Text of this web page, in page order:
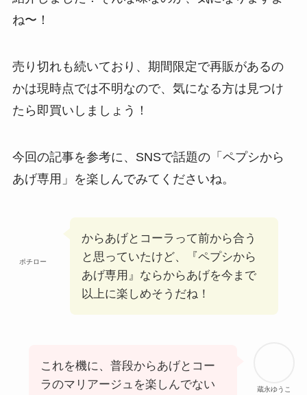
ね〜！
売り切れも続いており、期間限定で再販があるの
かは現時点では不明なので、気になる方は見つけ
たら即買いしましょう！
今回の記事を参考に、SNSで話題の「ペプシから
あげ専用」を楽しんでみてくださいね。
ポチロー
からあげとコーラって前から合う
と思っていたけど、『ペプシから
あげ専用』ならからあげを今まで
以上に楽しめそうだね！
蔵永ゆうこ
これを機に、普段からあげとコー
ラのマリアージュを楽しんでない